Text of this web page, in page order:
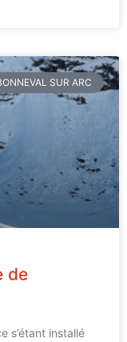
SUR ARC
de
s’étant installé